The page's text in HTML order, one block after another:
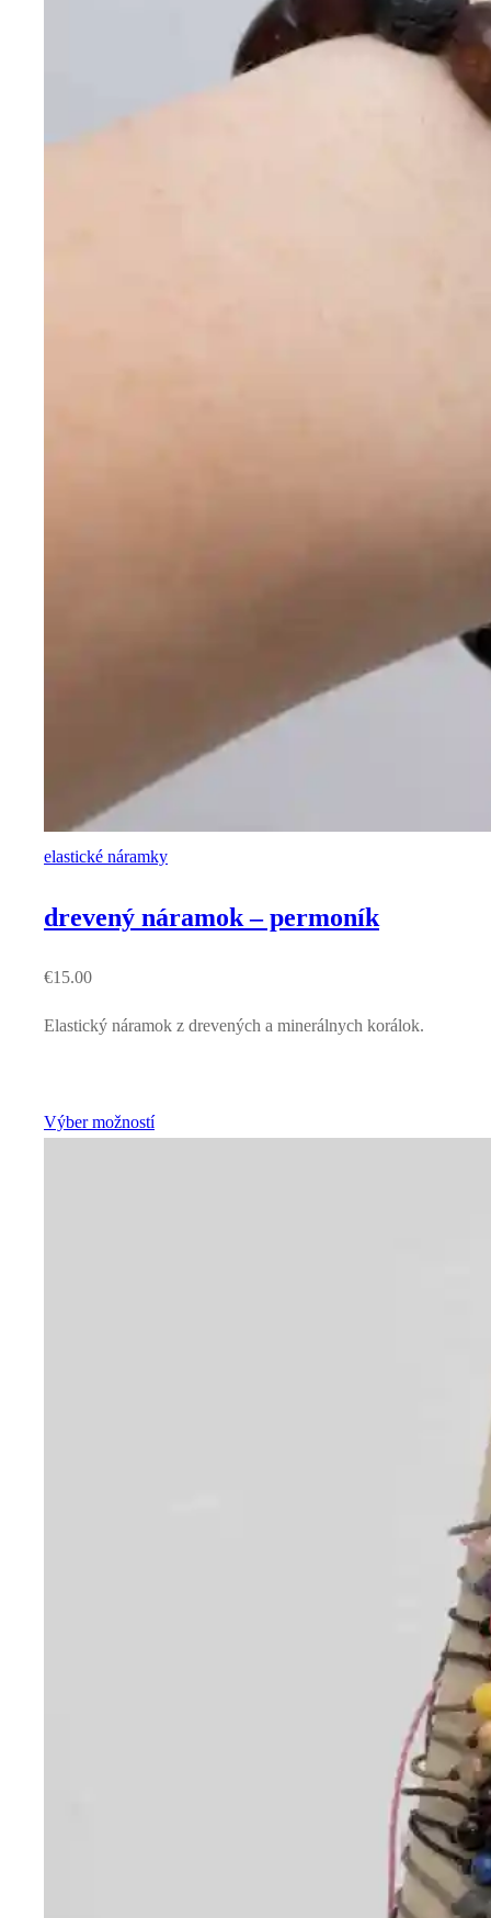
elastické náramky
drevený náramok – permoník
€15.00
Elastický náramok z drevených a minerálnych korálok.
Výber možností